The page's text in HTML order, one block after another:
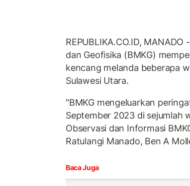
REPUBLIKA.CO.ID,
dan Geofisika (BMKG)
kencang melanda beberapa
Sulawesi Utara.
"BMKG mengeluarkan
September 2023 di sejumlah
Observasi dan Informasi
Ratulangi Manado, Ben A
Baca Juga